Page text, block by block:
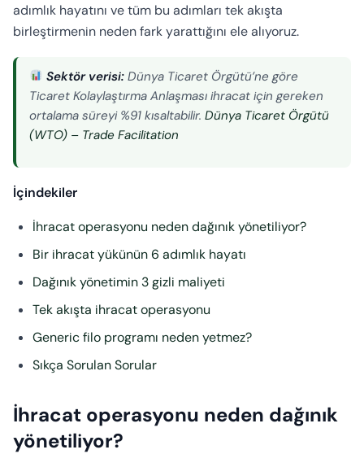
adımlık hayatını ve tüm bu adımları tek akışta
birleştirmenin neden fark yarattığını ele alıyoruz.
Sektör verisi: Dünya Ticaret Örgütü’ne göre
Ticaret Kolaylaştırma Anlaşması ihracat için gereken
ortalama süreyi %91 kısaltabilir. Dünya Ticaret Örgütü
(WTO) – Trade Facilitation
İçindekiler
İhracat operasyonu neden dağınık yönetiliyor?
Bir ihracat yükünün 6 adımlık hayatı
Dağınık yönetimin 3 gizli maliyeti
Tek akışta ihracat operasyonu
Generic filo programı neden yetmez?
Sıkça Sorulan Sorular
İhracat operasyonu neden dağınık
yönetiliyor?